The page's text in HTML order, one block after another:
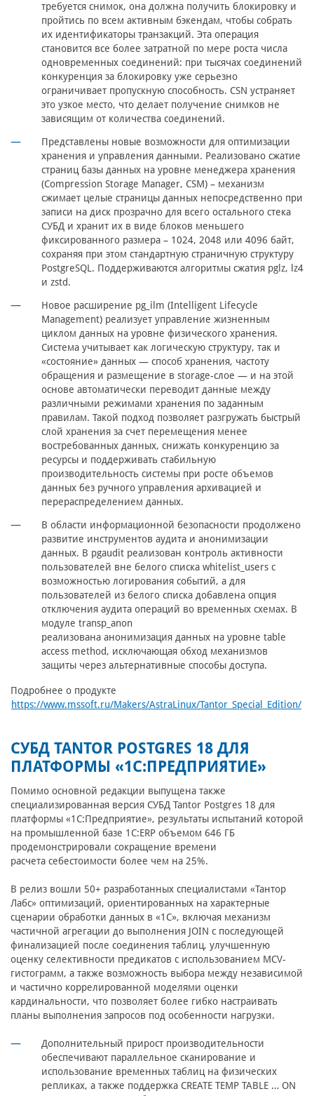
требуется снимок, она должна получить блокировку и
пройтись по всем активным бэкендам, чтобы собрать
их идентификаторы транзакций. Эта операция
становится все более затратной по мере роста числа
одновременных соединений: при тысячах соединений
конкуренция за блокировку уже серьезно
ограничивает пропускную способность. CSN устраняет
это узкое место, что делает получение снимков не
зависящим от количества соединений.
Представлены новые возможности для оптимизации
хранения и управления данными. Реализовано сжатие
страниц базы данных на уровне менеджера хранения
(Compression Storage Manager, CSM) – механизм
сжимает целые страницы данных непосредственно при
записи на диск прозрачно для всего остального стека
СУБД и хранит их в виде блоков меньшего
фиксированного размера – 1024, 2048 или 4096 байт,
сохраняя при этом стандартную страничную структуру
PostgreSQL. Поддерживаются алгоритмы сжатия pglz, lz4
и zstd.
Новое расширение pg_ilm (Intelligent Lifecycle
Management) реализует управление жизненным
циклом данных на уровне физического хранения.
Система учитывает как логическую структуру, так и
«состояние» данных — способ хранения, частоту
обращения и размещение в storage-слое — и на этой
основе автоматически переводит данные между
различными режимами хранения по заданным
правилам. Такой подход позволяет разгружать быстрый
слой хранения за счет перемещения менее
востребованных данных, снижать конкуренцию за
ресурсы и поддерживать стабильную
производительность системы при росте объемов
данных без ручного управления архивацией и
перераспределением данных.
В области информационной безопасности продолжено
развитие инструментов аудита и анонимизации
данных. В pgaudit реализован контроль активности
пользователей вне белого списка whitelist_users с
возможностью логирования событий, а для
пользователей из белого списка добавлена опция
отключения аудита операций во временных схемах. В
модуле transp_anon
реализована анонимизация данных на уровне table
access method, исключающая обход механизмов
защиты через альтернативные способы доступа.
Подробнее о продукте
https://www.mssoft.ru/Makers/AstraLinux/Tantor_Special_Edition/
СУБД TANTOR POSTGRES 18 ДЛЯ
ПЛАТФОРМЫ «1С:ПРЕДПРИЯТИЕ»
Помимо основной редакции выпущена также
специализированная версия СУБД Tantor Postgres 18 для
платформы «1С:Предприятие», результаты испытаний которой
на промышленной базе 1С:ERP объемом 646 ГБ
продемонстрировали сокращение времени
расчета себестоимости более чем на 25%.
В релиз вошли 50+ разработанных специалистами «Тантор
Лабс» оптимизаций, ориентированных на характерные
сценарии обработки данных в «1С», включая механизм
частичной агрегации до выполнения JOIN с последующей
финализацией после соединения таблиц, улучшенную
оценку селективности предикатов с использованием MCV-
гистограмм, а также возможность выбора между независимой
и частично коррелированной моделями оценки
кардинальности, что позволяет более гибко настраивать
планы выполнения запросов под особенности нагрузки.
Дополнительный прирост производительности
обеспечивают параллельное сканирование и
использование временных таблиц на физических
репликах, а также поддержка CREATE TEMP TABLE … ON